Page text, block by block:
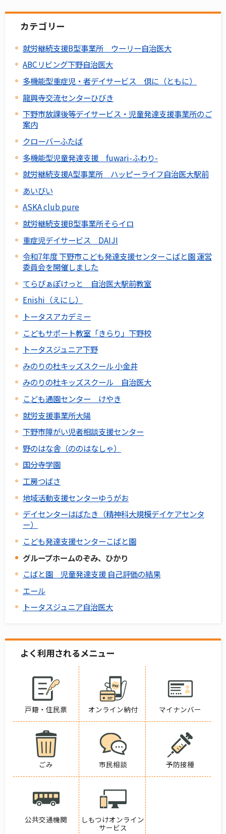
カテゴリー
就労継続支援B型事業所 ウーリー自治医大
ABCリビング下野自治医大
多機能型重症児・者デイサービス 倶に（ともに）
龍興寺交流センターひびき
下野市放課後等デイサービス・児童発達支援事業所のご
案内
クローバーふたば
多機能型児童発達支援 fuwari-ふわり-
就労継続支援A型事業所 ハッピーライフ自治医大駅前
あいびい
ASKA club pure
就労継続支援B型事業所そらイロ
重症児デイサービス DAIJI
令和7年度 下野市こども発達支援センターこばと園 運営
委員会を開催しました
てらぴぁぽけっと 自治医大駅前教室
Enishi（えにし）
トータスアカデミー
こどもサポート教室「きらり」下野校
トータスジュニア下野
みのりの杜キッズスクール 小金井
みのりの杜キッズスクール 自治医大
こども通園センター けやき
就労支援事業所大陽
下野市障がい児者相談支援センター
野のはな舎（ののはなしゃ）
国分寺学園
工房つばさ
地域活動支援センターゆうがお
デイセンターはばたき（精神科大規模デイケアセンタ
ー）
こども発達支援センターこばと園
グループホームのぞみ、ひかり
こばと園 児童発達支援 自己評価の結果
エール
トータスジュニア自治医大
よく利用されるメニュー
戸籍・住民票 オンライン納付 マイナンバー
ごみ 市民相談 予防接種
公共交通機関
しもつけオンライン
サービス